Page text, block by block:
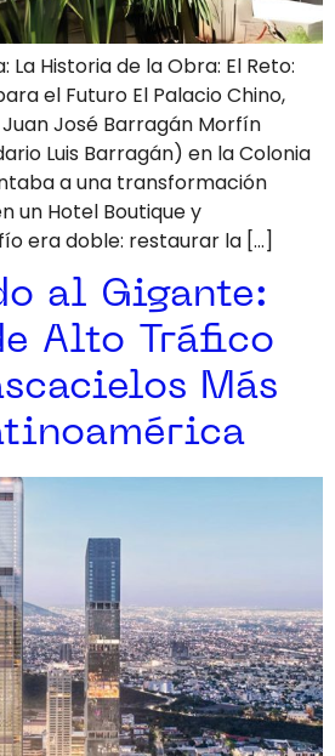
La Historia de la Obra: El Reto:
el Futuro El Palacio Chino,
José Barragán Morfín
Luis Barragán) en la Colonia
a una transformación
un Hotel Boutique y
era doble: restaurar la […]
al Gigante:
Alto Tráfico
Más